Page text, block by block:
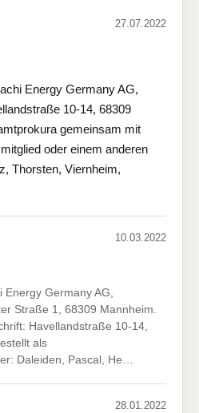
27.07.2022
Energy Germany AG,
10-14, 68309
gemeinsam mit
oder einem anderen
Thorsten, Viernheim,
10.03.2022
Germany AG,
Straße 1, 68309 Mannheim.
Havellandstraße 10-14,
als
Daleiden, Pascal, He…
28.01.2022